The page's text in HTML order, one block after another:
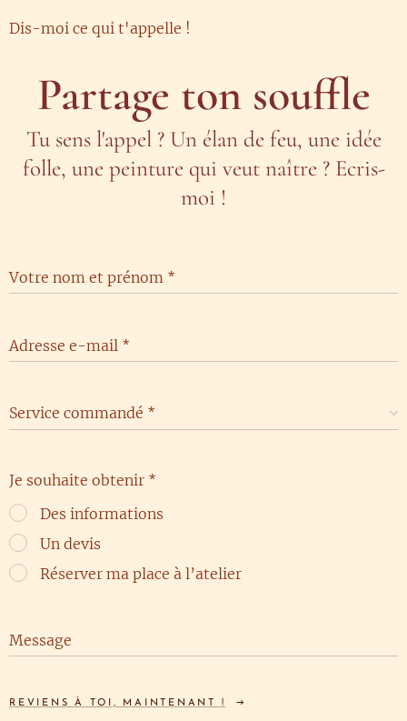
Dis-moi ce qui t'appelle !
Partage ton souffle
Tu sens l'appel ? Un élan de feu, une idée
folle, une peinture qui veut naître ? Ecris-
moi !
Votre nom et prénom
Adresse e-mail
Service commandé
Je souhaite obtenir
Des informations
Un devis
Réserver ma place à l’atelier
Message
REVIENS À TOI, MAINTENANT !